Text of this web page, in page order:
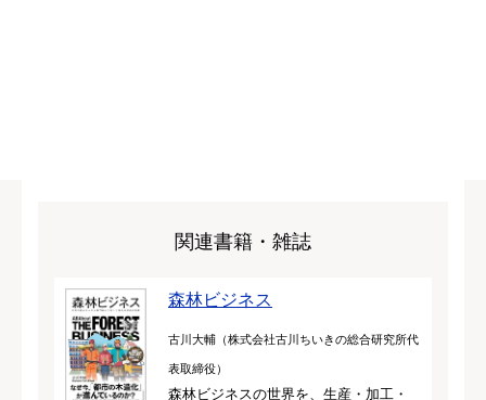
関連書籍・雑誌
森林ビジネス
古川大輔（株式会社古川ちいきの総合研究所代
表取締役）
森林ビジネスの世界を、生産・加工・